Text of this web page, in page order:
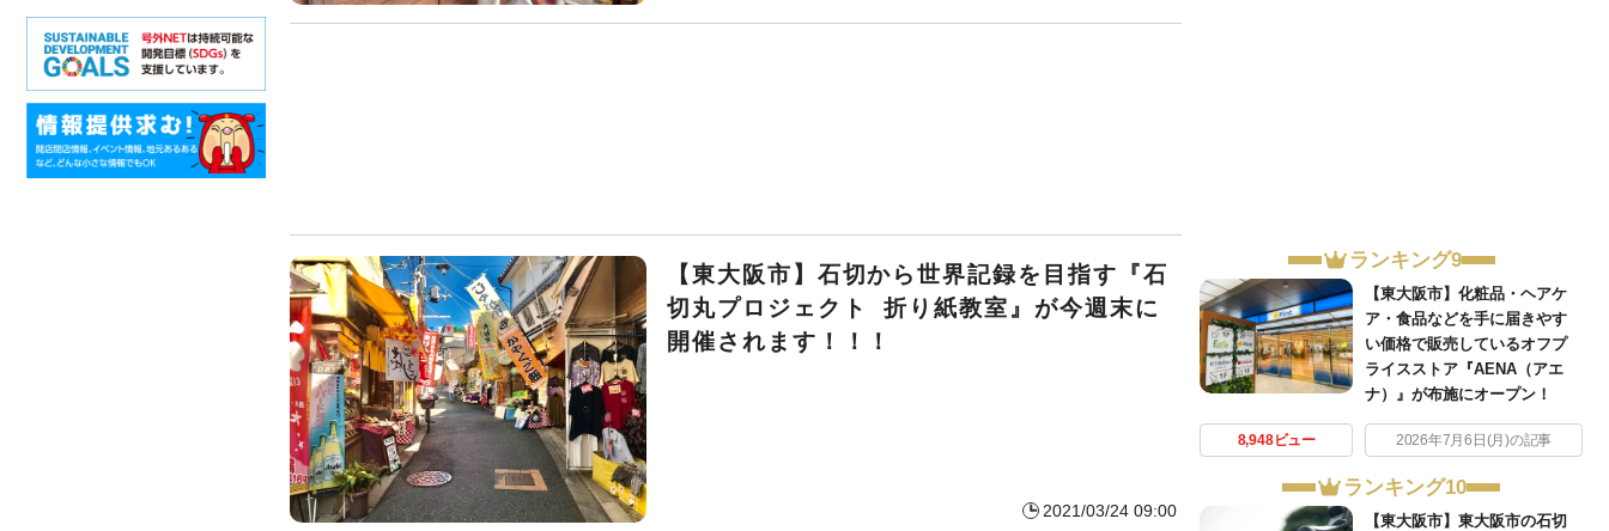
【東大阪市】石切から世界記録を目指す『石
切丸プロジェクト 折り紙教室』が今週末に
開催されます！！！
2021/03/24 09:00
ランキング9
【東大阪市】化粧品・ヘアケ
ア・食品などを手に届きやす
い価格で販売しているオフプ
ライスストア『AENA（アエ
ナ）』が布施にオープン！
8,948ビュー 2026年7月6日(月)の記事
ランキング10
【東大阪市】東大阪市の石切